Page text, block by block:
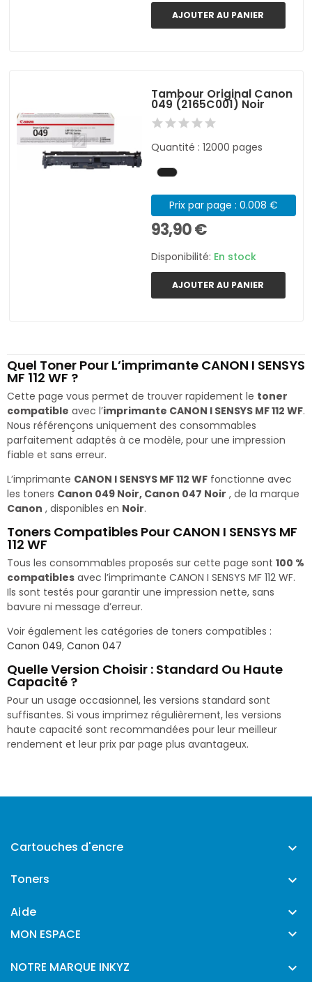
AJOUTER AU PANIER
Tambour Original Canon
049 (2165C001) Noir
Quantité : 12000 pages
Prix par page : 0.008 €
93,90 €
Disponibilité: En stock
AJOUTER AU PANIER
Quel Toner Pour L’imprimante CANON I SENSYS
MF 112 WF ?
Cette page vous permet de trouver rapidement le toner
compatible avec l’imprimante CANON I SENSYS MF 112 WF.
Nous référençons uniquement des consommables
parfaitement adaptés à ce modèle, pour une impression
fiable et sans erreur.
L’imprimante CANON I SENSYS MF 112 WF fonctionne avec
les toners Canon 049 Noir, Canon 047 Noir , de la marque
Canon , disponibles en Noir.
Toners Compatibles Pour CANON I SENSYS MF
112 WF
Tous les consommables proposés sur cette page sont 100 %
compatibles avec l’imprimante CANON I SENSYS MF 112 WF.
Ils sont testés pour garantir une impression nette, sans
bavure ni message d’erreur.
Voir également les catégories de toners compatibles :
Canon 049, Canon 047
Quelle Version Choisir : Standard Ou Haute
Capacité ?
Pour un usage occasionnel, les versions standard sont
suffisantes. Si vous imprimez régulièrement, les versions
haute capacité sont recommandées pour leur meilleur
rendement et leur prix par page plus avantageux.
Cartouches d'encre 
Toners 
Aide 
MON ESPACE 
NOTRE MARQUE INKYZ 